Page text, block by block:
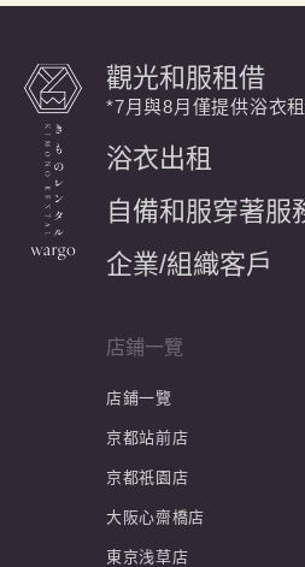
觀光和服租借
*7月與8月僅提供浴衣
浴衣出租
自備和服穿著服
企業/組織客戶
店鋪一覽
店鋪一覽
京都站前店
京都祇園店
大阪心齋橋店
東京浅草店